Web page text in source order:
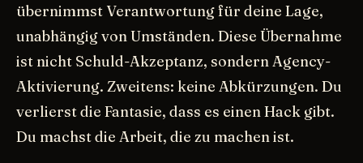
übernimmst Verantwortung für deine Lage,
unabhängig von Umständen. Diese Übernahme
ist nicht Schuld-Akzeptanz, sondern Agency-
Aktivierung. Zweitens: keine Abkürzungen. Du
verlierst die Fantasie, dass es einen Hack gibt.
Du machst die Arbeit, die zu machen ist.